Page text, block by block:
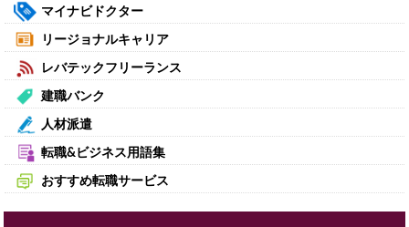
マイナビドクター
リージョナルキャリア
レバテックフリーランス
建職バンク
人材派遣
転職&ビジネス用語集
おすすめ転職サービス